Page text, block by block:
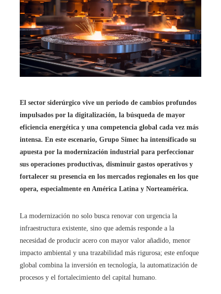
El sector siderúrgico vive un periodo de cambios profundos
impulsados por la digitalización, la búsqueda de mayor
eficiencia energética y una competencia global cada vez más
intensa. En este escenario, Grupo Simec ha intensificado su
apuesta por la modernización industrial para perfeccionar
sus operaciones productivas, disminuir gastos operativos y
fortalecer su presencia en los mercados regionales en los que
opera, especialmente en América Latina y Norteamérica.
La modernización no solo busca renovar con urgencia la
infraestructura existente, sino que además responde a la
necesidad de producir acero con mayor valor añadido, menor
impacto ambiental y una trazabilidad más rigurosa; este enfoque
global combina la inversión en tecnología, la automatización de
procesos y el fortalecimiento del capital humano.